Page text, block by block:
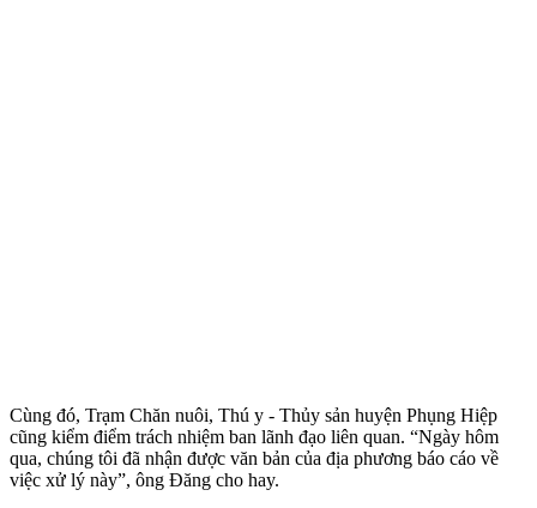
Cùng đó, Trạm Chăn nuôi, Thú y - Thủy sản huyện Phụng Hiệp
cũng kiểm điểm trách nhiệm ban lãnh đạo liên quan. “Ngày hôm
qua, chúng tôi đã nhận được văn bản của địa phương báo cáo về
việc xử lý này”, ông Đăng cho hay.